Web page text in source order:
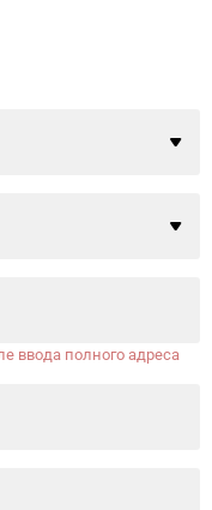
ввода полного адреса